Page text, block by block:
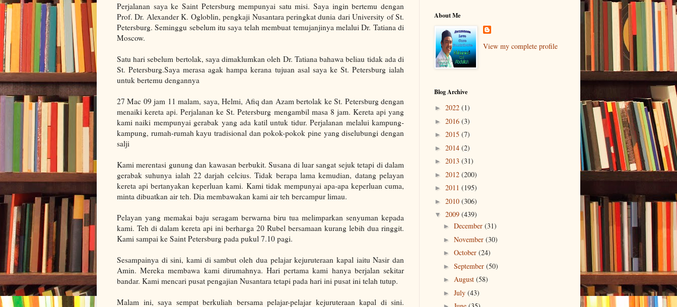
Perjalanan saya ke Saint Petersburgmempunyai satu misi. Saya ingin bertemu dengan
Prof. Dr. Alexander K. Ogloblin, pengkaji Nusantara peringkat dunia dariUniversity ofSt.
Petersburg. Seminggu sebelum itu saya telah membuat temujanjinya melalui Dr. Tatiana di
Moscow.
Satu hari sebelum bertolak, saya dimaklumkan oleh Dr. Tatiana bahawa beliau tidak ada di
St. Petersburg.Saya merasa agak hampa kerana tujuan asal saya ke St. Petersburgialah
untuk bertemu dengannya
27 Mac 09 jam 11 malam, saya, Helmi, Afiq dan Azam bertolak ke St. Petersburg dengan
menaiki kereta api.Perjalanan keSt. Petersburg mengambil masa 8 jam. Kereta api yang
kami naiki mempunyai gerabak yang ada katil untuk tidur. Perjalanan melalui kampung-
kampung, rumah-rumah kayu tradisional dan pokok-pokok pine yang diselubungi dengan
salji
Kami merentasi gunung dan kawasan berbukit. Susana di luar sangat sejuk tetapi di dalam
gerabak suhunya ialah 22 darjah celcius. Tidak berapa lama kemudian, datang pelayan
kereta api bertanyakan keperluan kami. Kami tidak mempunyai apa-apa keperluan cuma,
minta dibuatkan air teh. Dia membawakan kami air teh bercampur limau.
Pelayan yang memakai baju seragam berwarna biru tua melimparkan senyuman kepada
kami. Teh di dalam kereta api ini berharga 20 Rubel bersamaan kurang lebih dua ringgit.
Kami sampai ke Saint Petersburg pada pukul 7.10 pagi.
Sesampainya di sini, kami di sambut oleh dua pelajar kejuruteraan kapal iaitu Nasir dan
Amin. Mereka membawa kami dirumahnya. Hari pertama kami hanya berjalan sekitar
bandar. Kami mencari pusat pengajian Nusantara tetapi pada hari ini pusat ini telah tutup.
Malam ini, saya sempat berkuliah bersama pelajar-pelajar kejuruteraan kapal di sini.
About Me
View my complete profile
Blog Archive
► 2022 (1)
► 2016 (3)
► 2015 (7)
► 2014 (2)
► 2013 (31)
► 2012 (200)
► 2011 (195)
► 2010 (306)
▼ 2009 (439)
► December (31)
► November (30)
► October (24)
► September (50)
► August (58)
► July (43)